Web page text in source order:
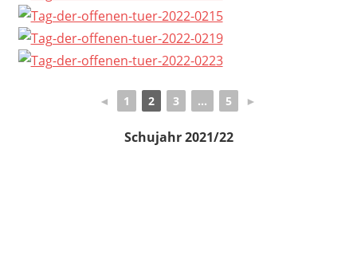
◄ 1 2 3 ... 5 ►
Schujahr 2021/22